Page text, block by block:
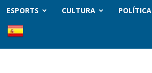
ESPORTS CULTURA POLÍTICA